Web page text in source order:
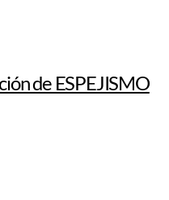
de ESPEJISMO